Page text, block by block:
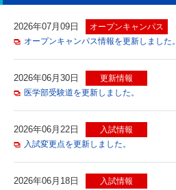
2026年07月09日
オープンキャンパス
オープンキャンパス情報を更新しました。
2026年06月30日
更新情報
医学部受験道を更新しました。
2026年06月22日
入試情報
入試変更点を更新しました。
2026年06月18日
入試情報